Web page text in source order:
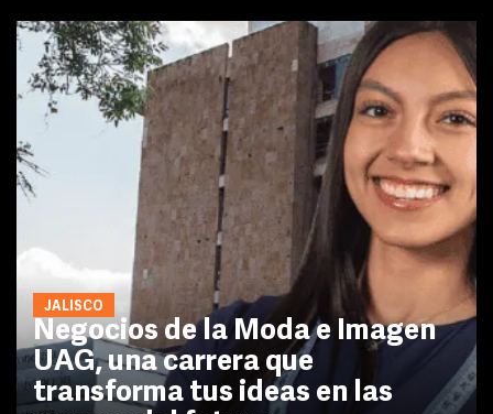
JALISCO
Negocios de la Moda e Imagen
UAG, una carrera que
transforma tus ideas en las